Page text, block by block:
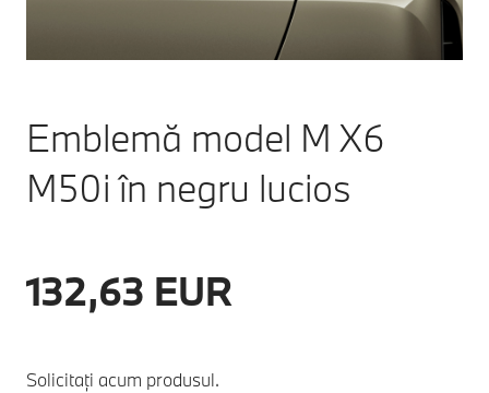
Emblemă model M X6
M50i în negru lucios
132,63 EUR
Solicitați acum produsul.